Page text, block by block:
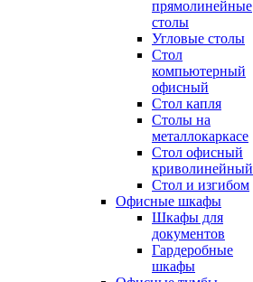
прямолинейные
столы
Угловые столы
Стол
компьютерный
офисный
Стол капля
Столы на
металлокаркасе
Стол офисный
криволинейный
Стол и изгибом
Офисные шкафы
Шкафы для
документов
Гардеробные
шкафы